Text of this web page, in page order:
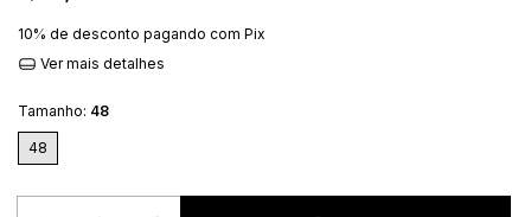
10% de desconto pagando com Pix
Ver mais detalhes
Tamanho: 48
48